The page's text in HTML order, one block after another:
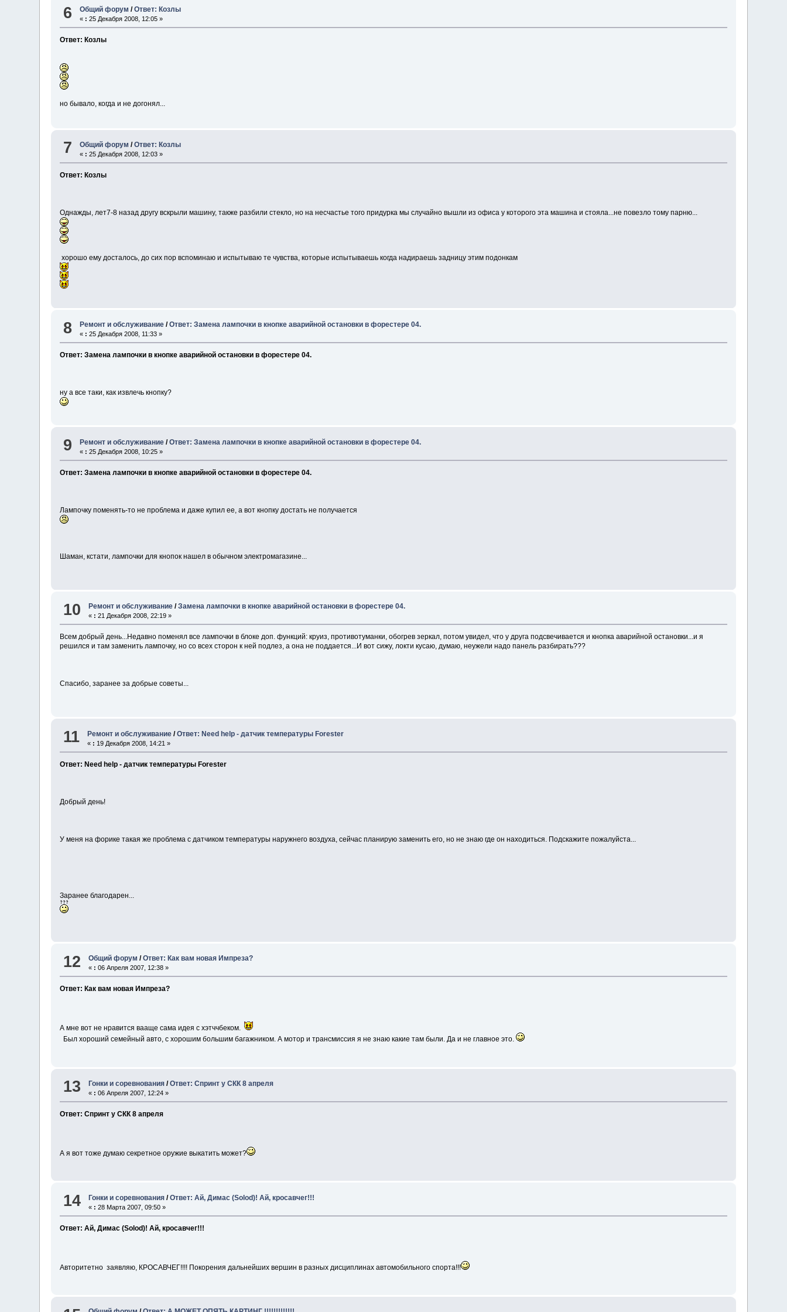
6 Общий форум /Ответ: Козлы
« : 25 Декабря 2008, 12:05 »
Ответ: Козлы
но бывало, когда и не догонял...
7 Общий форум /Ответ: Козлы
« : 25 Декабря 2008, 12:03 »
Ответ: Козлы
Однажды, лет7-8 назад другу вскрыли машину, также разбили стекло, но на несчастье того придурка мы случайно вышли из офиса у которого эта машина и стояла...не повезло тому парню...
хорошо ему досталось, до сих пор вспоминаю и испытываю те чувства, которые испытываешь когда надираешь задницу этим подонкам
8 Ремонт и обслуживание /Ответ: Замена лампочки в кнопке аварийной остановки в форестере 04.
« : 25 Декабря 2008, 11:33 »
Ответ: Замена лампочки в кнопке аварийной остановки в форестере 04.
ну а все таки, как извлечь кнопку?
9 Ремонт и обслуживание /Ответ: Замена лампочки в кнопке аварийной остановки в форестере 04.
« : 25 Декабря 2008, 10:25 »
Ответ: Замена лампочки в кнопке аварийной остановки в форестере 04.
Лампочку поменять-то не проблема и даже купил ее, а вот кнопку достать не получается
Шаман, кстати, лампочки для кнопок нашел в обычном электромагазине...
10 Ремонт и обслуживание /Замена лампочки в кнопке аварийной остановки в форестере 04.
« : 21 Декабря 2008, 22:19 »
Всем добрый день...Недавно поменял все лампочки в блоке доп. функций: круиз, противотуманки, обогрев зеркал, потом увидел, что у друга подсвечивается и кнопка аварийной остановки...и я
решился и там заменить лампочку, но со всех сторон к ней подлез, а она не поддается...И вот сижу, локти кусаю, думаю, неужели надо панель разбирать???
Спасибо, заранее за добрые советы...
11 Ремонт и обслуживание /Ответ: Need help - датчик температуры Forester
« : 19 Декабря 2008, 14:21 »
Ответ: Need help - датчик температуры Forester
Добрый день!
У меня на форике такая же проблема с датчиком температуры наружнего воздуха, сейчас планирую заменить его, но не знаю где он находиться. Подскажите пожалуйста...
Заранее благодарен...
12 Общий форум /Ответ: Как вам новая Импреза?
« : 06 Апреля 2007, 12:38 »
Ответ: Как вам новая Импреза?
А мне вот не нравится вааще сама идея с хэтччбеком.
Был хороший семейный авто, с хорошим большим багажником. А мотор и трансмиссия я не знаю какие там были. Да и не главное это.
13 Гонки и соревнования /Ответ: Спринт у СКК 8 апреля
« : 06 Апреля 2007, 12:24 »
Ответ: Спринт у СКК 8 апреля
А я вот тоже думаю секретное оружие выкатить может?
14 Гонки и соревнования /Ответ: Ай, Димас (Solod)! Ай, кросавчег!!!
« : 28 Марта 2007, 09:50 »
Ответ: Ай, Димас (Solod)! Ай, кросавчег!!!
Авторитетно заявляю, КРОСАВЧЕГ!!!! Покорения дальнейших вершин в разных дисциплинах автомобильного спорта!!!